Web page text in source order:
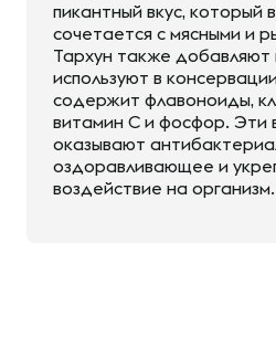
пикантный вкус, который
сочетается с мясными и
Тархун также добавляют
используют в
содержит флавоноиды,
витамин С и фосфор. Эти
оказывают
оздоравливающее и
воздействие на организм.